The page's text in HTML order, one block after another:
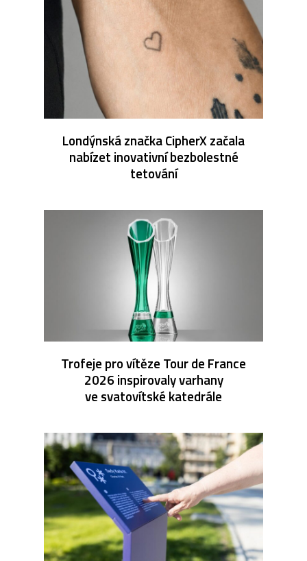
Londýnská značka CipherX začala
nabízet inovativní bezbolestné
tetování
Trofeje pro vítěze Tour de France
2026 inspirovaly varhany
ve svatovítské katedrále